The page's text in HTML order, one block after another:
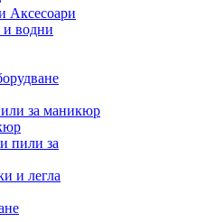
Аксесоари
и водни
за маникюр
пили за
и легла